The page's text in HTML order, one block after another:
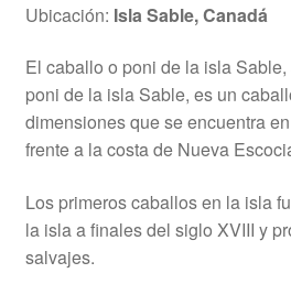
Ubicación: Isla Sable, Canadá
El caballo o poni de la isla
poni de la isla Sable, es un
dimensiones que se encuentra
frente a la costa de Nueva
Los primeros caballos en la isla
la isla a finales del siglo XVIII y
salvajes.